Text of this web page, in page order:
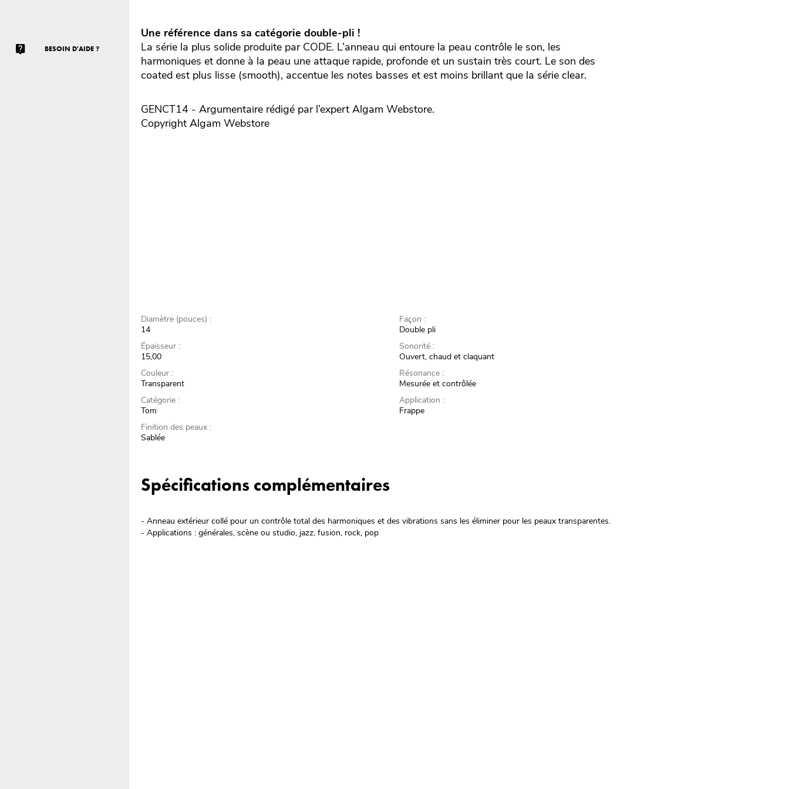
BESOIN D'AIDE ?
Une référence dans sa catégorie double-pli !
La série la plus solide produite par CODE. L’anneau qui entoure la peau contrôle le son, les
harmoniques et donne à la peau une attaque rapide, profonde et un sustain très court. Le son des
coated est plus lisse (smooth), accentue les notes basses et est moins brillant que la série clear.
GENCT14 - Argumentaire rédigé par l’expertAlgam Webstore.
Copyright Algam Webstore
Diamètre (pouces) :
14
Épaisseur :
15,00
Couleur :
Transparent
Catégorie :
Tom
Finition des peaux :
Sablée
Façon :
Double pli
Sonorité :
Ouvert, chaud et claquant
Résonance :
Mesurée et contrôlée
Application :
Frappe
Spécifications complémentaires
- Anneau extérieur collé pour un contrôle total des harmoniques et des vibrations sans les éliminer pour les peaux transparentes.
- Applications : générales, scène ou studio, jazz, fusion, rock, pop